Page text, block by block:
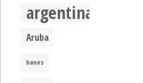
argentina
Aruba
banos